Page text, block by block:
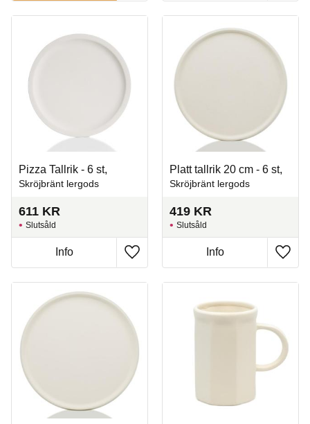
Pizza Tallrik - 6 st,
Skröjbränt lergods
611 KR
Lägg till i favoriter
Slutsåld
Info
Platt tallrik 20 cm - 6 st,
Skröjbränt lergods
419 KR
Lägg
Slutsåld
Info